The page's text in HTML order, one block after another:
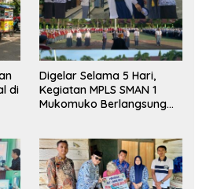
di
Digelar Selama 5 Hari,
Kegiatan MPLS SMAN 1
Mukomuko Berlangsung